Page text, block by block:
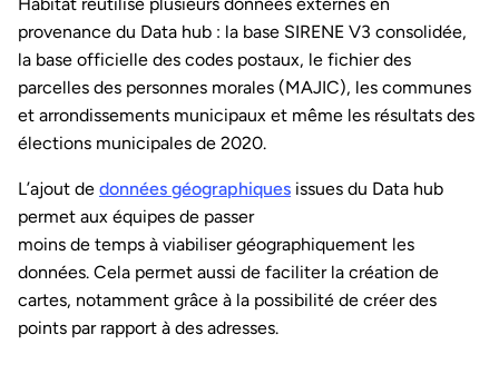
Habitat réutilise plusieurs données externes en
provenance du Data hub : la base SIRENE V3 consolidée,
la base officielle des codes postaux, le fichier des
parcelles des personnes morales (MAJIC), les communes
et arrondissements municipaux et même les résultats des
élections municipales de 2020.
L’ajout de données géographiques issues du Data hub
permet aux équipes de passer
moins de temps à viabiliser géographiquement les
données. Cela permet aussi de faciliter la création de
cartes, notamment grâce à la possibilité de créer des
points par rapport à des adresses.